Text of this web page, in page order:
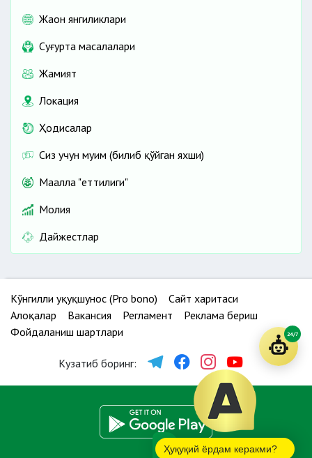
Жаҳон янгиликлари
Cуғурта масалалари
Жамият
Локация
Ҳодисалар
Сиз учун муҳим (билиб қўйган яхши)
Маҳалла "еттилиги"
Молия
Дайжестлар
Кўнгилли ҳуқуқшунос (Pro bono)
Сайт харитаси
Алоқалар
Вакансия Регламент
Реклама бериш
Фойдаланиш шартлари
Кузатиб боринг:
Ҳуқуқий ёрдам керакми?
24/7